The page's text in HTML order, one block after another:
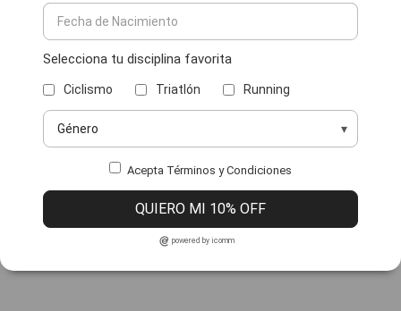
Selecciona tu disciplina favorita
Ciclismo Triatlón Running
Acepta Términos y Condiciones
QUIERO MI 10% OFF
powered by icomm